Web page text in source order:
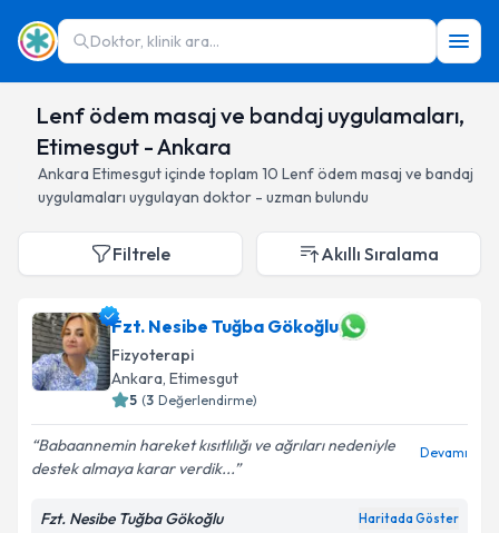
Doktor, klinik ara...
Lenf ödem masaj ve bandaj uygulamaları,
Etimesgut - Ankara
Ankara Etimesgutiçinde toplam 10 Lenf ödem masaj ve bandaj
uygulamaları uygulayan doktor - uzman bulundu
Filtrele Akıllı Sıralama
Fzt. Nesibe Tuğba Gökoğlu
Fizyoterapi
Ankara, Etimesgut
5 (3 Değerlendirme)
Babaannemin hareket kısıtlılığı ve ağrıları nedeniyle
destek almaya karar verdik...
Devamı
Fzt. Nesibe Tuğba Gökoğlu Haritada Göster